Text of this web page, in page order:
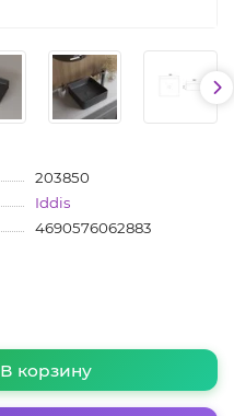
203850
Iddis
4690576062883
В корзину